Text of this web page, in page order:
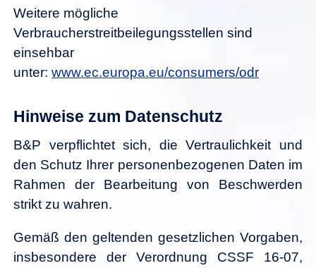
Weitere mögliche
Verbraucherstreitbeilegungsstellen sind
einsehbar
unter: www.ec.europa.eu/consumers/odr
Hinweise zum Datenschutz
B&P verpflichtet sich, die Vertraulichkeit und
den Schutz Ihrer personenbezogenen Daten im
Rahmen der Bearbeitung von Beschwerden
strikt zu wahren.
Gemäß den geltenden gesetzlichen Vorgaben,
insbesondere der Verordnung CSSF 16-07,